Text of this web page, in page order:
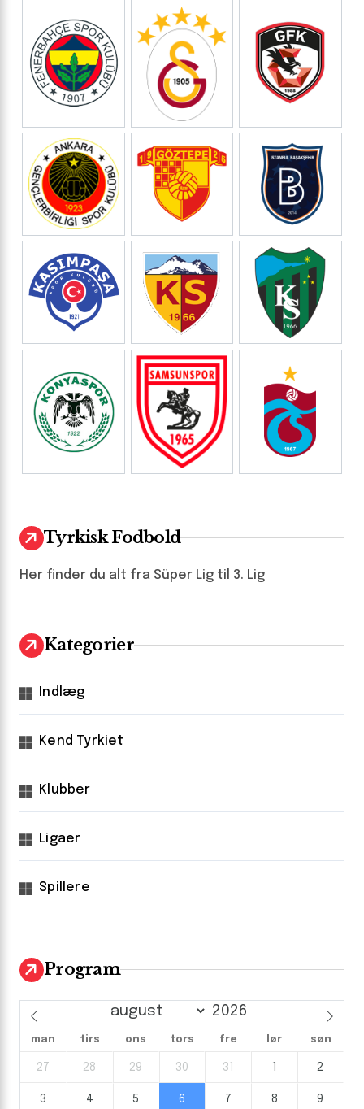
Tyrkisk Fodbold
Her finder du alt fra Süper Lig til 3. Lig
Kategorier
Indlæg
Kend Tyrkiet
Klubber
Ligaer
Spillere
Program
man tirs ons tors fre lør søn
27 28 29 30 31 1 2
3 4 5 6 7 8 9